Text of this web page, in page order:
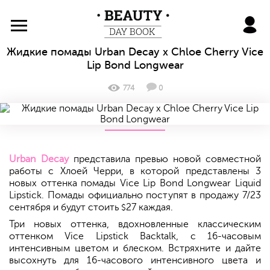
BeautyDayBook
Жидкие помады Urban Decay x Chloe Cherry Vice
Lip Bond Longwear
774 0
Urban Decayпредставила превью новой совместной
работы с Хлоей Черри, в которой представлены 3
новых оттенка помады Vice Lip Bond Longwear Liquid
Lipstick. Помады официально поступят в продажу 7/23
сентября и будут стоить $27 каждая.
Три новых оттенка, вдохновленные классическим
оттенком Vice Lipstick Backtalk, с 16-часовым
интенсивным цветом и блеском. Встряхните и дайте
высохнуть для 16-часового интенсивного цвета и